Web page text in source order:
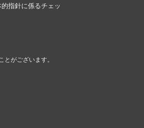
指針に係るチェッ
とがございます。